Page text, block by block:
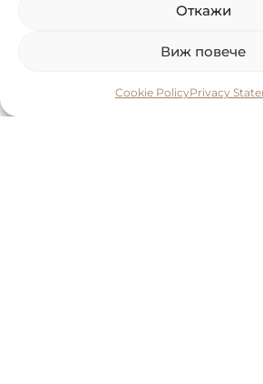
Откажи
Виж повече
Cookie PolicyPrivacy